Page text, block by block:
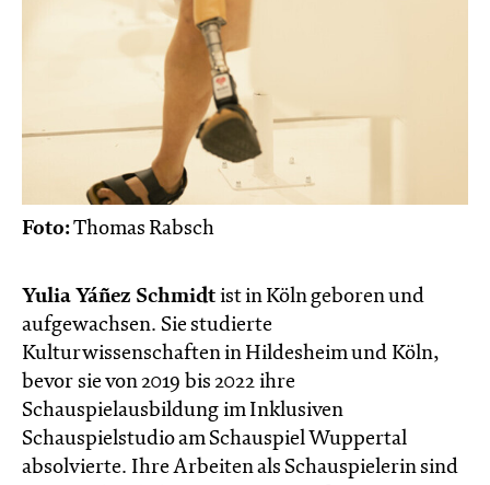
Foto:Thomas Rabsch
Yulia Yáñez Schmidt ist in Köln geboren und
aufgewachsen. Sie studierte
Kulturwissenschaften in Hildesheim und Köln,
bevor sie von 2019 bis 2022 ihre
Schauspielausbildung im Inklusiven
Schauspielstudio am Schauspiel Wuppertal
absolvierte. Ihre Arbeiten als Schauspielerin sind